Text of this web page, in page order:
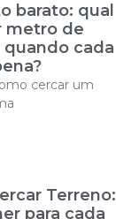
barato: qual
metro de
cada
cercar um
Terreno:
para cada